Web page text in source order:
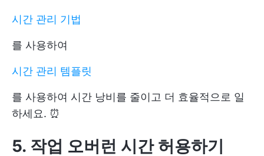
시간 관리 기법
를 사용하여
시간 관리 템플릿
를 사용하여 시간 낭비를 줄이고 더 효율적으로 일
하세요. ⏰
5. 작업 오버런 시간 허용하기